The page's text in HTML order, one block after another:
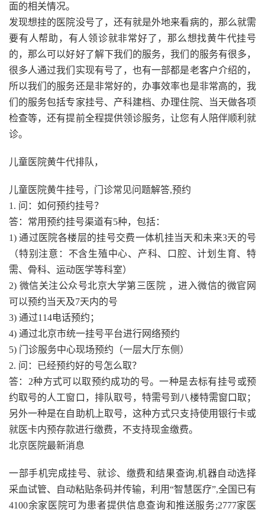
面的相关情况。
发现想挂的医院没号了，还有就是外地来看病的，那么就需
要有人帮助，有人领诊就非常好了，那么想找黄牛代挂号
的，那么可以好好了解下我们的服务，我们的服务有很多，
很多人通过我们实现有号了，也有一部都是老客户介绍的，
所以我们的服务还是非常好的，办事效率也是非常高的，我
们的服务包括专家挂号、产科建档、办理住院、当天做各项
检查等，还有提前全程提供领诊服务，让您有人陪伴顺利就
诊。
儿童医院黄牛代排队，
儿童医院黄牛挂号，门诊常见问题解答,预约
1. 问：如何预约挂号？
答：常用预约挂号渠道有5种，包括：
1) 通过医院各楼层的挂号交费一体机挂当天和未来3天的号
（特别注意：不含生殖中心、产科、口腔、计划生育、特
需、骨科、运动医学等科室）
2) 微信关注公众号北京大学第三医院 ，进入微信的微官网
可以预约当天及7天内的号
3) 通过114电话预约；
4) 通过北京市统一挂号平台进行网络预约
5) 门诊服务中心现场预约（一层大厅东侧）
2. 问：已经预约好的号怎么取？
答：2种方式可以取预约成功的号。一种是去标有挂号或预
约取号的人工窗口，排队取号，特需号到八楼特需窗口取；
另外一种是在自助机上取号，这种方式只支持使用银行卡或
就医卡内预存款进行缴费，不支持现金缴费。
北京医院最新消息
一部手机完成挂号、就诊、缴费和结果查询,机器自动选择
采血试管、自动粘贴条码并传输，利用“智慧医疗”,全国已有
4100余家医院可为患者提供信息查询和推送服务;2777家医